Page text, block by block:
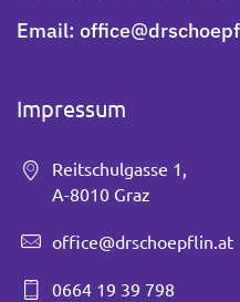
Email:
Impressum
Reitschulgasse 1,
A-8010 Graz
office@drschoepflin.at
0664 19 39 798